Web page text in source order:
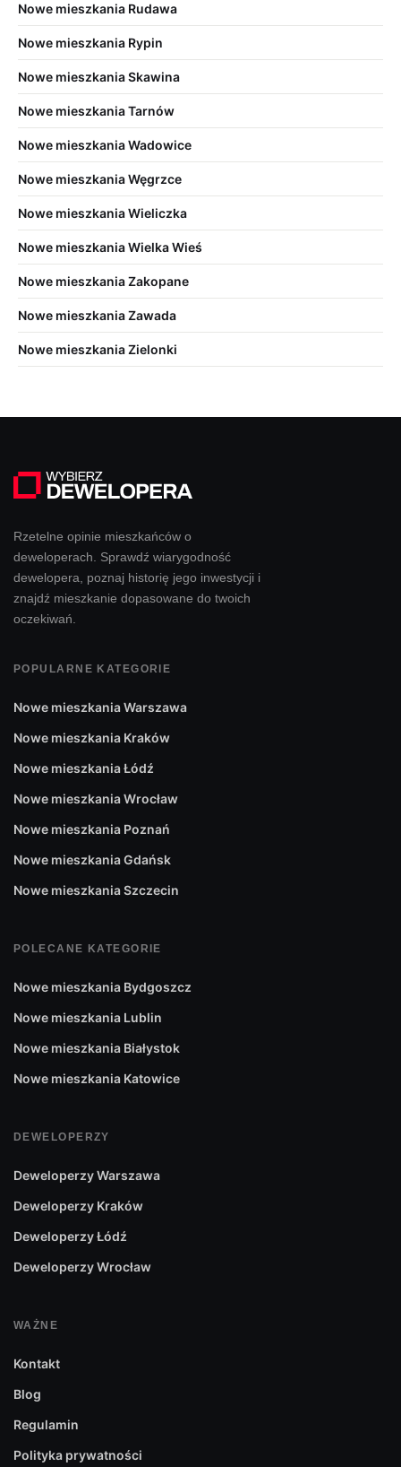
Nowe mieszkania Rudawa
Nowe mieszkania Rypin
Nowe mieszkania Skawina
Nowe mieszkania Tarnów
Nowe mieszkania Wadowice
Nowe mieszkania Węgrzce
Nowe mieszkania Wieliczka
Nowe mieszkania Wielka Wieś
Nowe mieszkania Zakopane
Nowe mieszkania Zawada
Nowe mieszkania Zielonki
Rzetelne opinie mieszkańców o
deweloperach. Sprawdź wiarygodność
dewelopera, poznaj historię jego inwestycji i
znajdź mieszkanie dopasowane do twoich
oczekiwań.
POPULARNE KATEGORIE
Nowe mieszkania Warszawa
Nowe mieszkania Kraków
Nowe mieszkania Łódź
Nowe mieszkania Wrocław
Nowe mieszkania Poznań
Nowe mieszkania Gdańsk
Nowe mieszkania Szczecin
POLECANE KATEGORIE
Nowe mieszkania Bydgoszcz
Nowe mieszkania Lublin
Nowe mieszkania Białystok
Nowe mieszkania Katowice
DEWELOPERZY
Deweloperzy Warszawa
Deweloperzy Kraków
Deweloperzy Łódź
Deweloperzy Wrocław
WAŻNE
Kontakt
Blog
Regulamin
Polityka prywatności